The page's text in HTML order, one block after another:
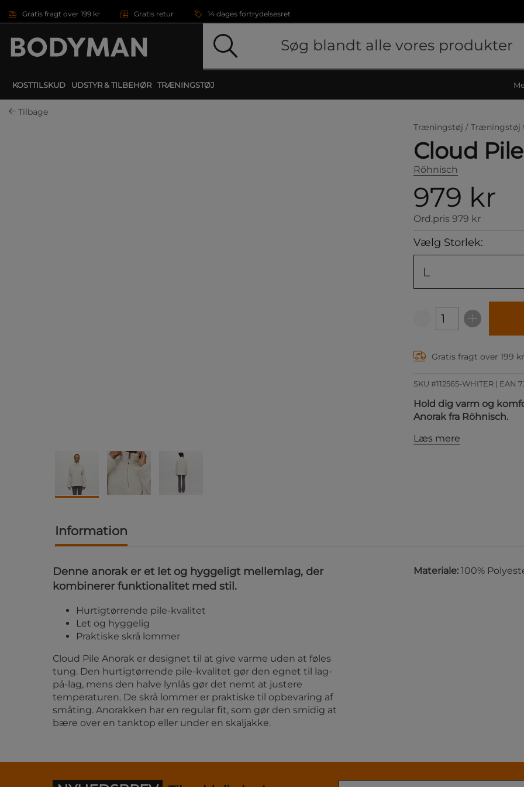
Gratis fragt over 199 kr Gratis retur 14 dages fortrydelsesret
KOSTTILSKUD UDSTYR & TILBEHØR TRÆNINGSTØJ
Tilbage
Træningstøj / Træningstøj
Cloud
Röhnisch
979 kr
Ord.pris 979 kr
Vælg Storlek:
L
Gratis fragt over 199 kr
SKU #112565-WHITER | EAN
Hold dig varm og
Anorak fra Röhnisch.
Læs mere
Information
Denne anorak er et let og hyggeligt mellemlag, der
kombinerer funktionalitet med stil.
Hurtigtørrende pile-kvalitet
Let og hyggelig
Praktiske skrå lommer
Cloud Pile Anorak er designet til at give varme uden at føles
tung. Den hurtigtørrende pile-kvalitet gør den egnet til lag-
på-lag, mens den halve lynlås gør det nemt at justere
temperaturen. De skrå lommer er praktiske til opbevaring af
småting. Anorakken har en regular fit, som gør den smidig at
bære over en tanktop eller under en skaljakke.
Materiale:100%